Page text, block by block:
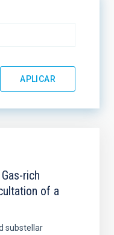
rich
of a
substellar